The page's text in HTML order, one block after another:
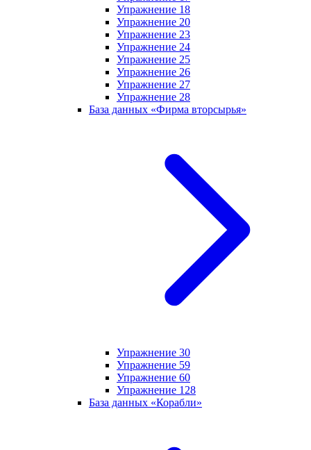
Упражнение 18
Упражнение 20
Упражнение 23
Упражнение 24
Упражнение 25
Упражнение 26
Упражнение 27
Упражнение 28
База данных «Фирма вторсырья»
Упражнение 30
Упражнение 59
Упражнение 60
Упражнение 128
База данных «Корабли»